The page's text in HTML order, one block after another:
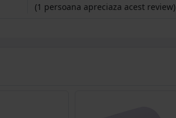
(1 persoana apreciaza acest review)